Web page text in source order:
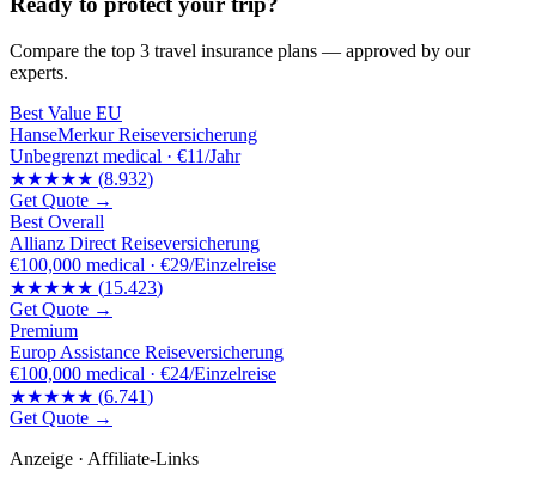
Compare the top 3 travel insurance plans — approved by our
experts.
Best Value EU
HanseMerkur Reiseversicherung
Unbegrenzt medical · €11/Jahr
★★★★★ (8.932)
Get Quote →
Best Overall
Allianz Direct Reiseversicherung
€100,000 medical · €29/Einzelreise
★★★★★ (15.423)
Get Quote →
Premium
Europ Assistance Reiseversicherung
€100,000 medical · €24/Einzelreise
★★★★★ (6.741)
Get Quote →
Anzeige · Affiliate-Links